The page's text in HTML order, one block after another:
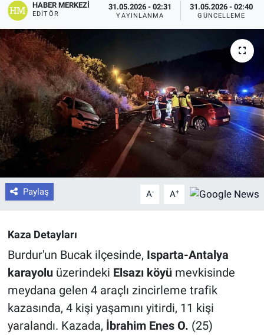
HABER MERKEZI
EDITÖR
31.05.2026 - 02:31
YAYINLANMA
31.05.2026 - 02:40
GÜNCELLEME
Paylaş A- A+
Kaza Detayları
Burdur'un Bucak ilçesinde, Isparta-Antalya
karayoluüzerindeki Elsazı köyümevkisinde
meydana gelen 4 araçlı zincirleme trafik
kazasında, 4 kişi yaşamını yitirdi, 11 kişi
yaralandı. Kazada, İbrahim Enes O. (25)